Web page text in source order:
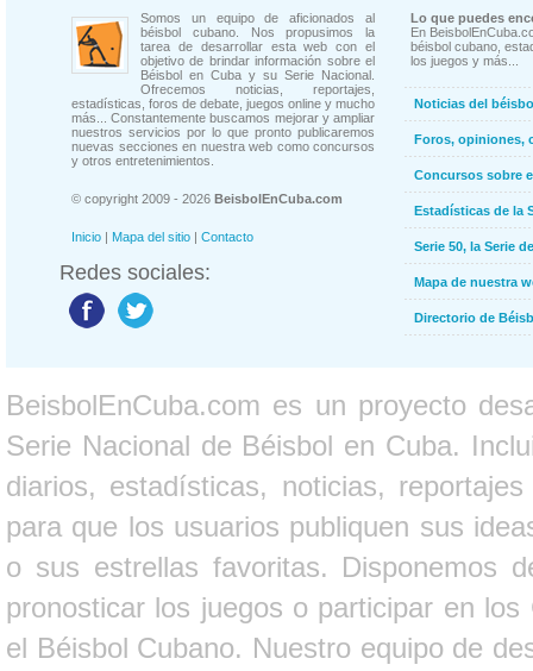
Somos un equipo de aficionados al
béisbol cubano. Nos propusimos la
tarea de desarrollar esta web con el
objetivo de brindar información sobre el
Béisbol en Cuba y su Serie Nacional.
Ofrecemos noticias, reportajes,
estadísticas, foros de debate, juegos online y mucho
más... Constantemente buscamos mejorar y ampliar
nuestros servicios por lo que pronto publicaremos
nuevas secciones en nuestra web como concursos
y otros entretenimientos.
© copyright 2009 - 2026 BeisbolEnCuba.com
Inicio | Mapa del sitio | Contacto
Redes sociales:
Lo que puedes
En
béisbol cubano,
los juegos y más...
Noticias del
Foros, opiniones,
Concursos sobre
Estadísticas de la
Serie 50, la Serie
Mapa de nuestra
Directorio de
BeisbolEnCuba.com es un proyecto
Serie Nacional de Béisbol en Cuba.
diarios, estadísticas, noticias,
para que los usuarios publiquen sus
o sus estrellas favoritas. Disponemos
pronosticar los juegos o participar en
el Béisbol Cubano. Nuestro equipo de